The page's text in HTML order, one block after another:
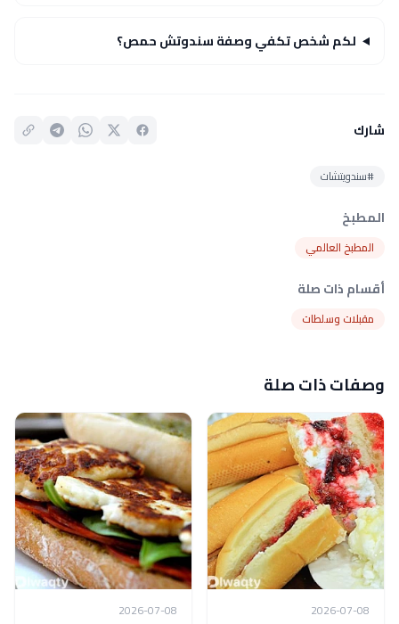
لكم شخص تكفي وصفة سندوتش حمص؟
شارك
#سندويتشات
المطبخ
المطبخ العالمي
أقسام ذات صلة
مقبلات وسلطات
وصفات ذات صلة
2026-07-08
2026-07-08